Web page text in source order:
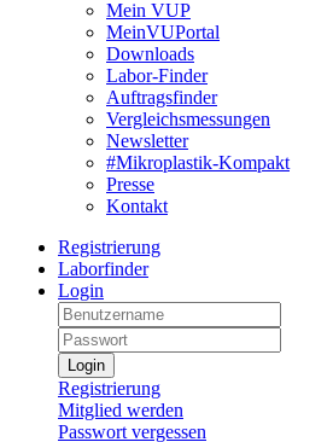
Mein VUP
MeinVUPortal
Downloads
Labor-Finder
Auftragsfinder
Vergleichsmessungen
Newsletter
#Mikroplastik-Kompakt
Presse
Kontakt
Registrierung
Laborfinder
Login
Login
Registrierung
Mitglied werden
Passwort vergessen